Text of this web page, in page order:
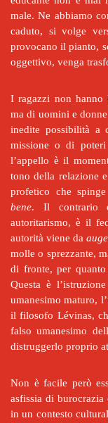
male. Ne abbiamo
caduto, si volge
provocano il pianto,
oggettivo, venga
I ragazzi non hanno
ma di uomini e
inedite possibilità a
missione o di
l’appello è il
tono della relazione
profetico che
bene. Il contrario
autoritarismo, è il
autorità viene da
molle o sprezzante,
di fronte, per quanto
Questa è
umanesimo maturo,
il filosofo Lévinas,
falso umanesimo
distruggerlo proprio
Non è facile però
asfissia di
in un contesto